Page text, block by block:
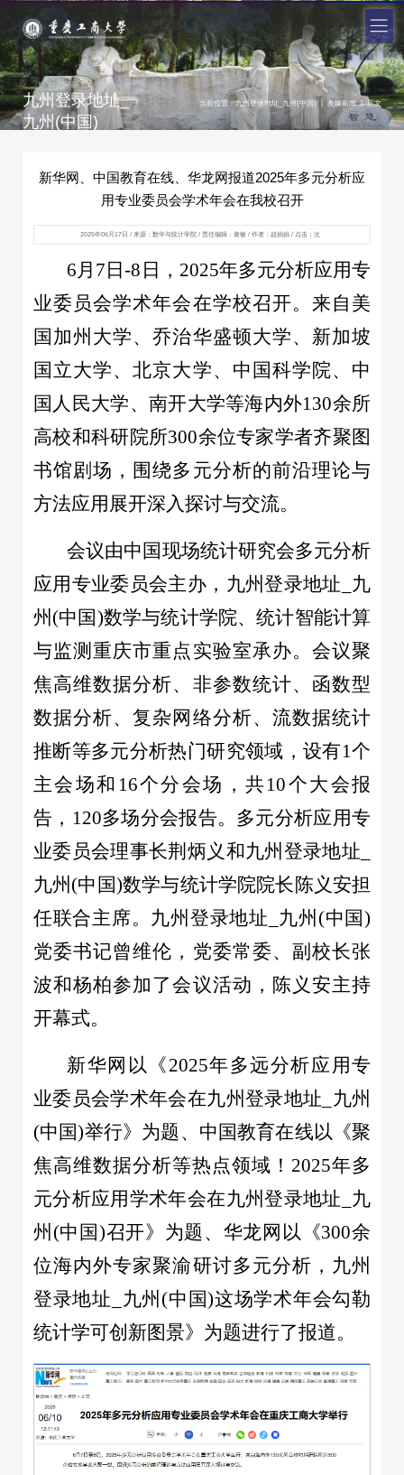
九州登录地址_
九州(中国)
当前位置：九州登录地址_九州(中国) 友媒新闻 | 正文
新华网、中国教育在线、华龙网报道2025年多元分析应
用专业委员会学术年会在我校召开
2025年06月17日 / 来源：数学与统计学院 / 责任编辑：黄敏 / 作者：赵娟娟 / 点击： 次
6月7日-8日，2025年多元分析应用专
业委员会学术年会在学校召开。来自美
国加州大学、乔治华盛顿大学、新加坡
国立大学、北京大学、中国科学院、中
国人民大学、南开大学等海内外130余所
高校和科研院所300余位专家学者齐聚图
书馆剧场，围绕多元分析的前沿理论与
方法应用展开深入探讨与交流。
会议由中国现场统计研究会多元分析
应用专业委员会主办，九州登录地址_九
州(中国)数学与统计学院、统计智能计算
与监测重庆市重点实验室承办。会议聚
焦高维数据分析、非参数统计、函数型
数据分析、复杂网络分析、流数据统计
推断等多元分析热门研究领域，设有1个
主会场和16个分会场，共10个大会报
告，120多场分会报告。多元分析应用专
业委员会理事长荆炳义和九州登录地址_
九州(中国)数学与统计学院院长陈义安担
任联合主席。九州登录地址_九州(中国)
党委书记曾维伦，党委常委、副校长张
波和杨柏参加了会议活动，陈义安主持
开幕式。
新华网以《2025年多远分析应用专
业委员会学术年会在九州登录地址_九州
(中国)举行》为题、中国教育在线以《聚
焦高维数据分析等热点领域！2025年多
元分析应用学术年会在九州登录地址_九
州(中国)召开》为题、华龙网以《300余
位海内外专家聚渝研讨多元分析，九州
登录地址_九州(中国)这场学术年会勾勒
统计学可创新图景》为题进行了报道。